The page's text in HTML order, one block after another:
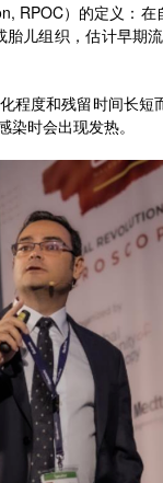
RPOC）的定义：
儿组织，估计早期
程度和残留时间长短
时会出现发热。